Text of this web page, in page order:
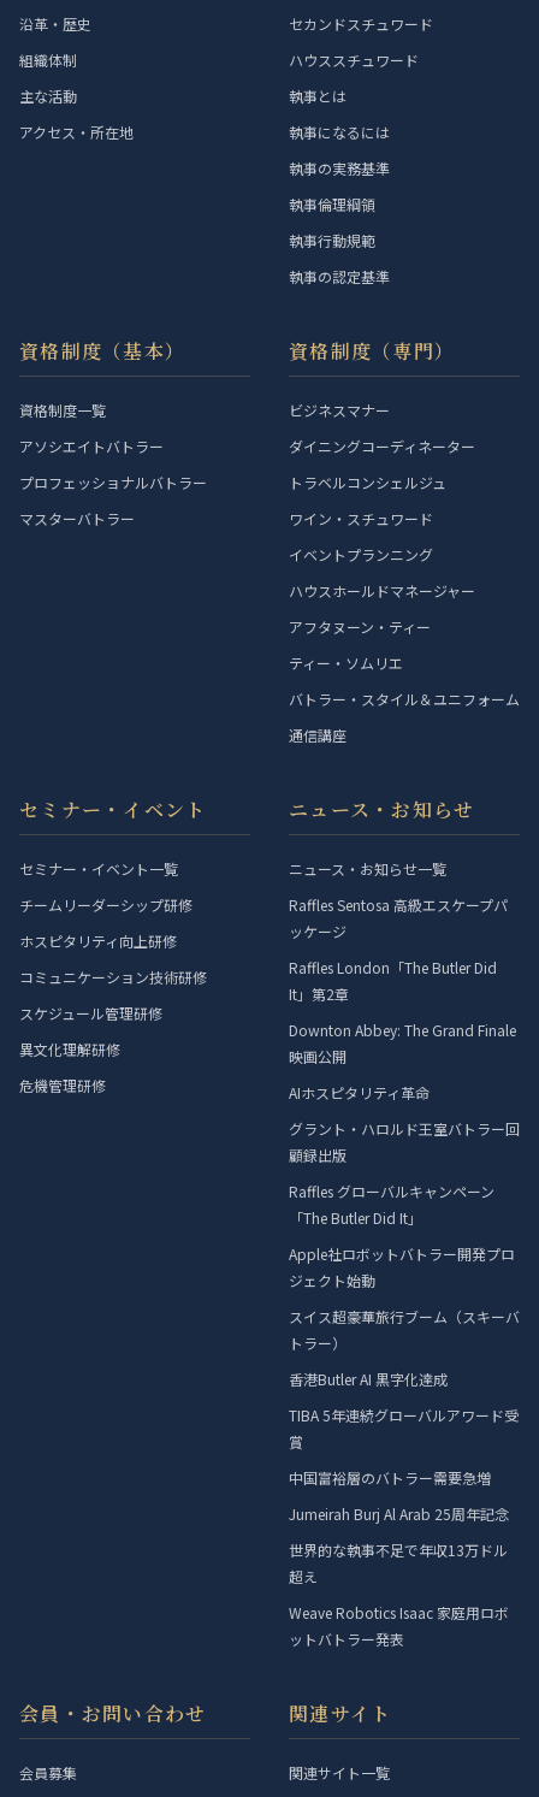
沿革・歴史
組織体制
主な活動
アクセス・所在地
セカンドスチュワード
ハウススチュワード
執事とは
執事になるには
執事の実務基準
執事倫理綱領
執事行動規範
執事の認定基準
資格制度（基本）
資格制度一覧
アソシエイトバトラー
プロフェッショナルバトラー
マスターバトラー
資格制度（専門）
ビジネスマナー
ダイニングコーディネーター
トラベルコンシェルジュ
ワイン・スチュワード
イベントプランニング
ハウスホールドマネージャー
アフタヌーン・ティー
ティー・ソムリエ
バトラー・スタイル＆ユニフォーム
通信講座
セミナー・イベント
セミナー・イベント一覧
チームリーダーシップ研修
ホスピタリティ向上研修
コミュニケーション技術研修
スケジュール管理研修
異文化理解研修
危機管理研修
ニュース・お知らせ
ニュース・お知らせ一覧
Raffles Sentosa 高級エスケープパ
ッケージ
Raffles London「The Butler Did
It」第2章
Downton Abbey: The Grand Finale
映画公開
AIホスピタリティ革命
グラント・ハロルド王室バトラー回
顧録出版
Raffles グローバルキャンペーン
「The Butler Did It」
Apple社ロボットバトラー開発プロ
ジェクト始動
スイス超豪華旅行ブーム（スキーバ
トラー）
香港Butler AI 黒字化達成
TIBA 5年連続グローバルアワード受
賞
中国富裕層のバトラー需要急増
Jumeirah Burj Al Arab 25周年記念
世界的な執事不足で年収13万ドル
超え
Weave Robotics Isaac 家庭用ロボ
ットバトラー発表
会員・お問い合わせ
会員募集
関連サイト
関連サイト一覧